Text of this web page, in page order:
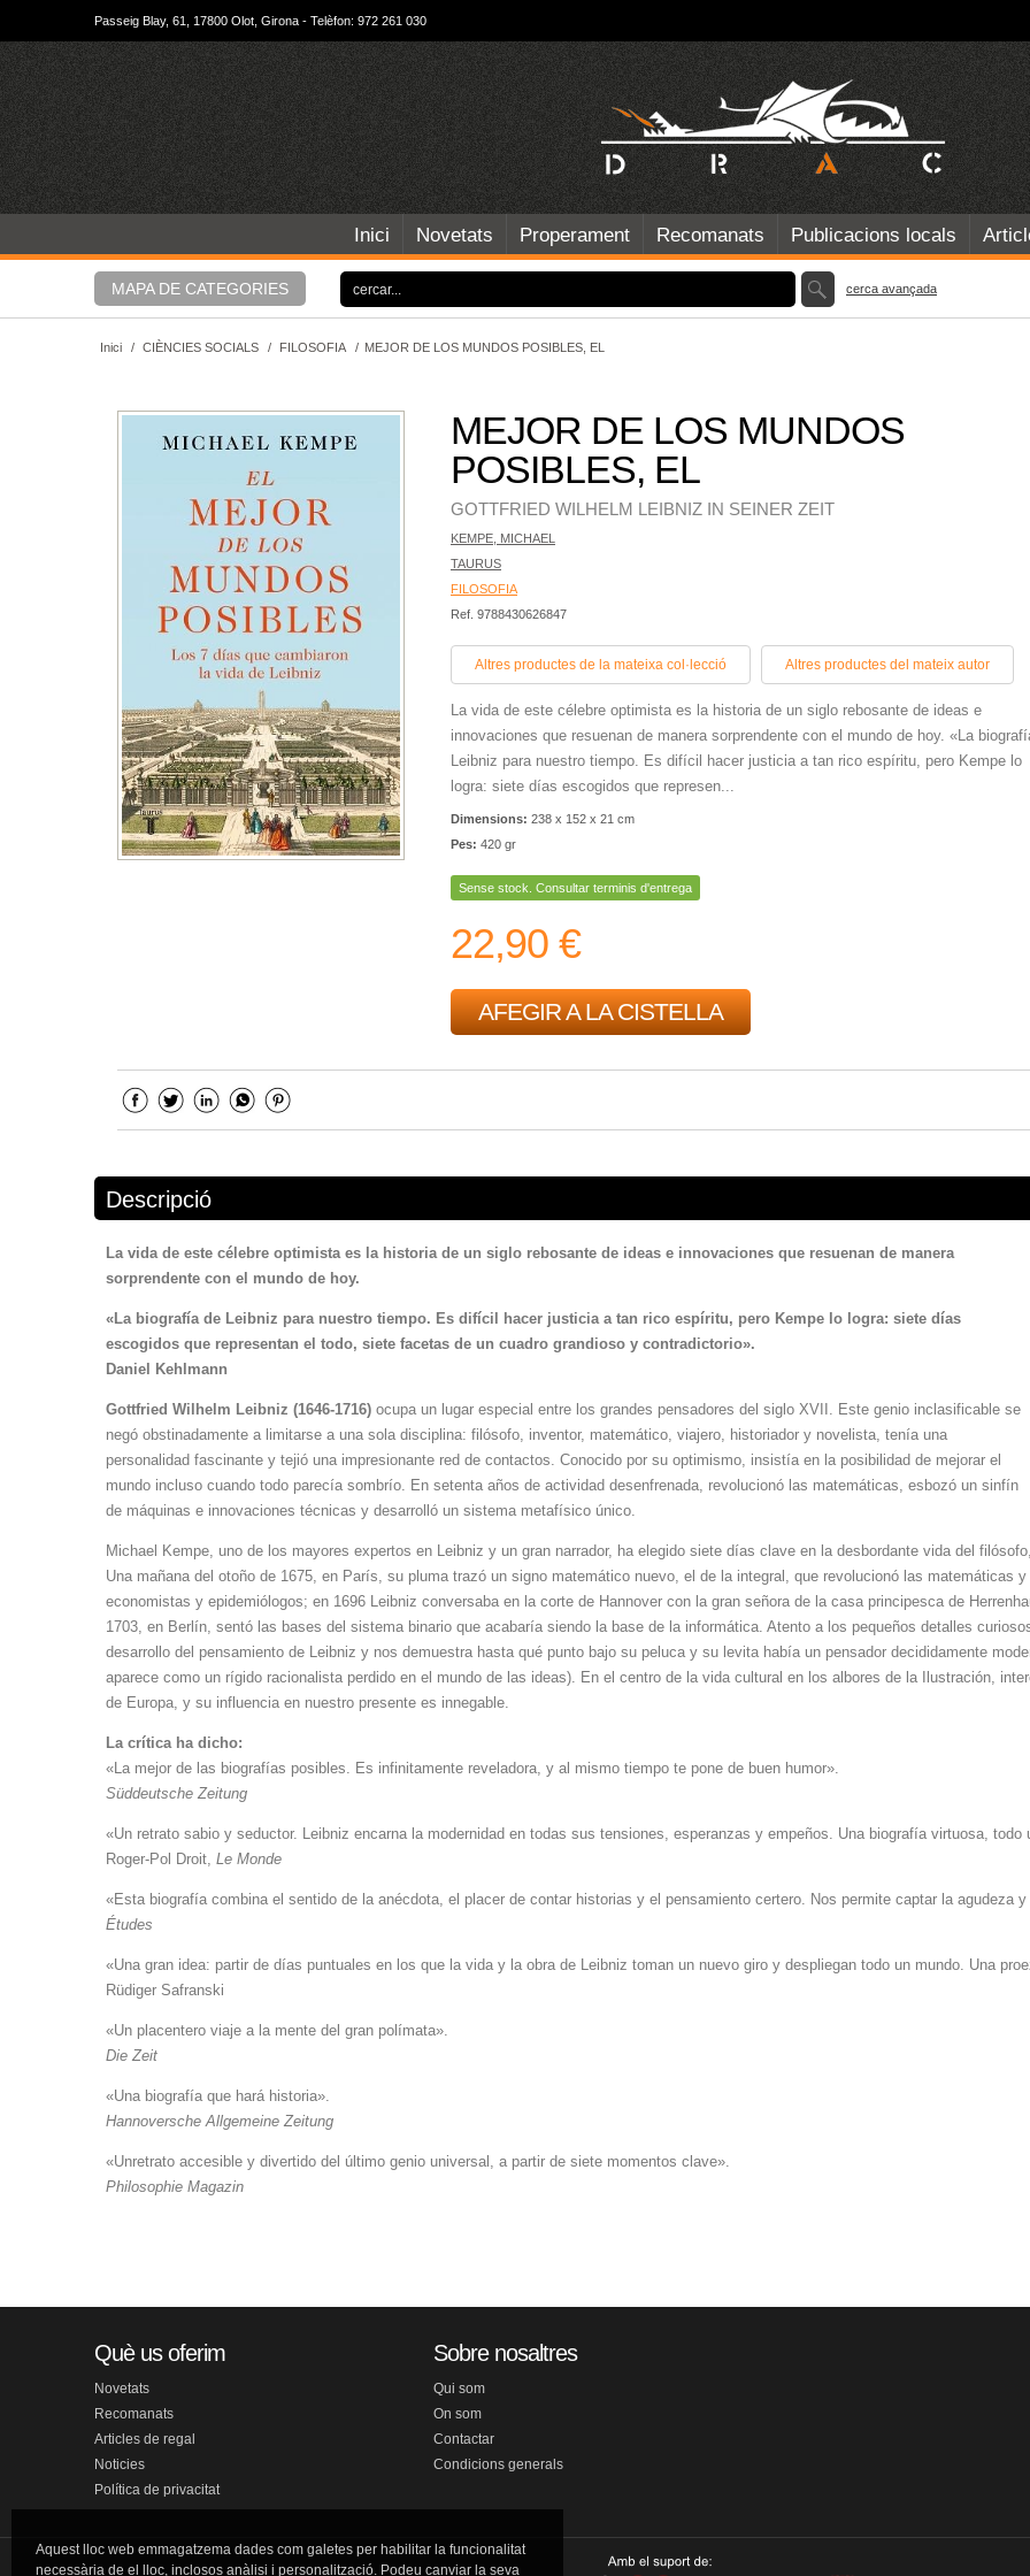
Passeig Blay, 61, 17800 Olot, Girona - Telèfon: 972 261 030
Inici Novetats Properament Recomanats Publicacions locals
MAPA DE CATEGORIES cerca avançada
Inici / CIÈNCIES SOCIALS / FILOSOFIA / MEJOR DE LOS MUNDOS POSIBLES, EL
MEJOR DE LOS MUNDOS
POSIBLES, EL
GOTTFRIED WILHELM LEIBNIZ IN SEINER ZEIT
KEMPE, MICHAEL
TAURUS
FILOSOFIA
Ref. 9788430626847
Altres productes de la mateixa col·lecció Altres productes del mateix autor
La vida de este célebre optimista es la historia de un siglo rebosante de ideas e
innovaciones que resuenan de manera sorprendente con el mundo de hoy. «La
Leibniz para nuestro tiempo. Es difícil hacer justicia a tan rico espíritu, pero Kempe lo
logra: siete días escogidos que represen...
Dimensions: 238 x 152 x 21 cm
Pes: 420 gr
Sense stock. Consultar terminis d'entrega
22,90 €
AFEGIR A LA CISTELLA
Descripció
La vida de este célebre optimista es la historia de un siglo rebosante de ideas e innovaciones que resuenan de manera
sorprendente con el mundo de hoy.
«La biografía de Leibniz para nuestro tiempo. Es difícil hacer justicia a tan rico espíritu, pero Kempe lo logra: siete días
escogidos que representan el todo, siete facetas de un cuadro grandioso y contradictorio».
Daniel Kehlmann
Gottfried Wilhelm Leibniz (1646-1716) ocupa un lugar especial entre los grandes pensadores del siglo XVII. Este genio inclasificable se
negó obstinadamente a limitarse a una sola disciplina: filósofo, inventor, matemático, viajero, historiador y novelista, tenía una
personalidad fascinante y tejió una impresionante red de contactos. Conocido por su optimismo, insistía en la posibilidad de mejorar el
mundo incluso cuando todo parecía sombrío. En setenta años de actividad desenfrenada, revolucionó las matemáticas, esbozó un sinfín
de máquinas e innovaciones técnicas y desarrolló un sistema metafísico único.
Michael Kempe, uno de los mayores expertos en Leibniz y un gran narrador, ha elegido siete días clave en la desbordante vida del
Una mañana del otoño de 1675, en París, su pluma trazó un signo matemático nuevo, el de la integral, que revolucionó las matemáticas
economistas y epidemiólogos; en 1696 Leibniz conversaba en la corte de Hannover con la gran señora de la casa principesca de
1703, en Berlín, sentó las bases del sistema binario que acabaría siendo la base de la informática. Atento a los pequeños detalles
desarrollo del pensamiento de Leibniz y nos demuestra hasta qué punto bajo su peluca y su levita había un pensador decididamente
aparece como un rígido racionalista perdido en el mundo de las ideas). En el centro de la vida cultural en los albores de la Ilustración,
de Europa, y su influencia en nuestro presente es innegable.
La crítica ha dicho:
«La mejor de las biografías posibles. Es infinitamente reveladora, y al mismo tiempo te pone de buen humor».
Süddeutsche Zeitung
«Un retrato sabio y seductor. Leibniz encarna la modernidad en todas sus tensiones, esperanzas y empeños. Una biografía virtuosa,
Roger-Pol Droit, Le Monde
«Esta biografía combina el sentido de la anécdota, el placer de contar historias y el pensamiento certero. Nos permite captar la agudeza
Études
«Una gran idea: partir de días puntuales en los que la vida y la obra de Leibniz toman un nuevo giro y despliegan todo un mundo. Una
Rüdiger Safranski
«Un placentero viaje a la mente del gran polímata».
Die Zeit
«Una biografía que hará historia».
Hannoversche Allgemeine Zeitung
«Unretrato accesible y divertido del último genio universal, a partir de siete momentos clave».
Philosophie Magazin
Què us oferim
Novetats
Recomanats
Articles de regal
Noticies
Política de privacitat
Sobre nosaltres
Qui som
On som
Contactar
Condicions generals
Aquest lloc web emmagatzema dades com galetes per habilitar la funcionalitat
necessària de el lloc, inclosos anàlisi i personalització. Podeu canviar la seva